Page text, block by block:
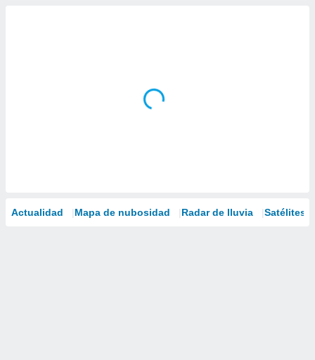
Actualidad Mapa de nubosidad Radar de lluvia Satélites